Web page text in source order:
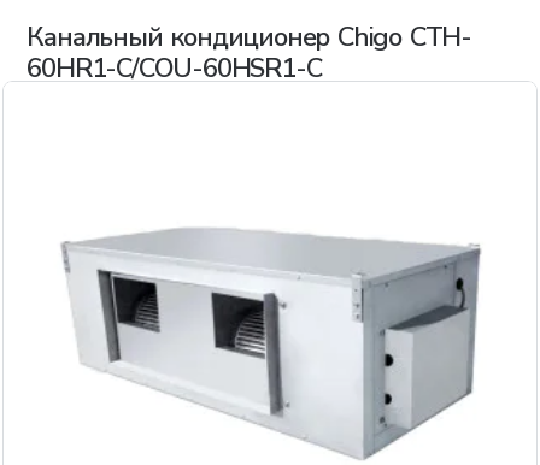
Канальный кондиционер Chigo CTH-
60HR1-C/COU-60HSR1-C